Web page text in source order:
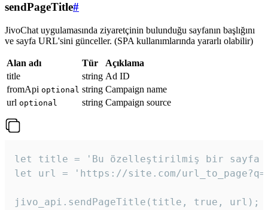
sendPageTitle#
JivoChat uygulamasında ziyaretçinin bulunduğu sayfanın başlığını
ve sayfa URL'sini günceller. (SPA kullanımlarında yararlı olabilir)
Alan adı Tür
Açıklama
title
string Ad ID
fromApi optional string Campaign name
url optional string Campaign source
let title = 'Bu özelleştirilmiş bir sayfa
let url = 'https://site.com/
jivo_api.sendPageTitle(title, true, url);